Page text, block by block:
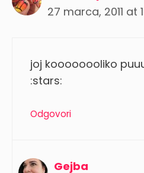
27 marca, 2011 at
joj koooooooliko
:stars:
Odgovori
Gejba